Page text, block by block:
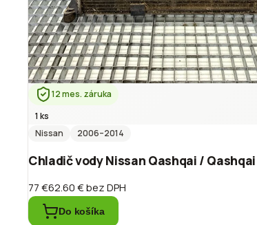
12 mes. záruka
1 ks
Nissan
2006–2014
Chladič vody Nissan Qashqai /
77 €62.60 €bez DPH
Do košíka